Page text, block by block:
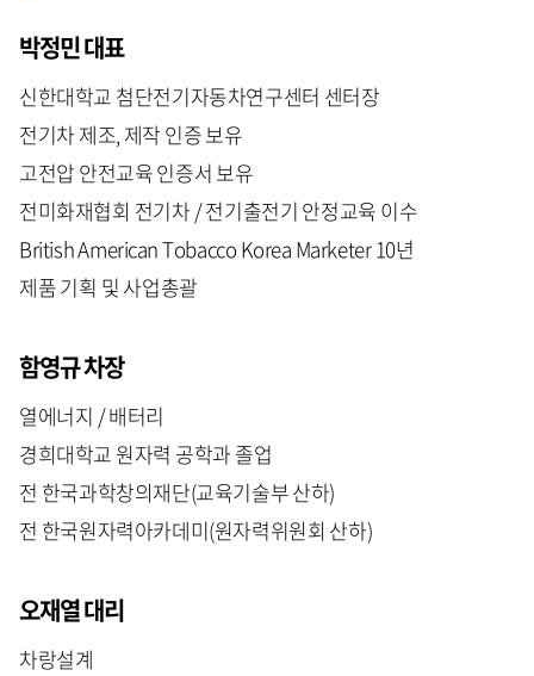
박정민 대표
신한대학교 첨단전기자동차연구센터 센터장
전기차 제조, 제작 인증 보유
고전압 안전교육 인증서 보유
전미화재협회 전기차 / 전기출전기 안정교육 이수
British American Tobacco Korea Marketer 10년
제품 기획 및 사업총괄
함영규 차장
열에너지 / 배터리
경희대학교 원자력 공학과 졸업
전 한국과학창의재단(교육기술부 산하)
전 한국원자력아카데미(원자력위원회 산하)
오재열 대리
차랑설계